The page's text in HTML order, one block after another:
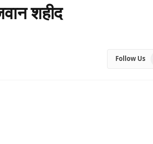
शहीद
Follow Us